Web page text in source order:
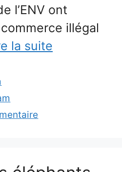
l’ENV ont
illégal
la suite